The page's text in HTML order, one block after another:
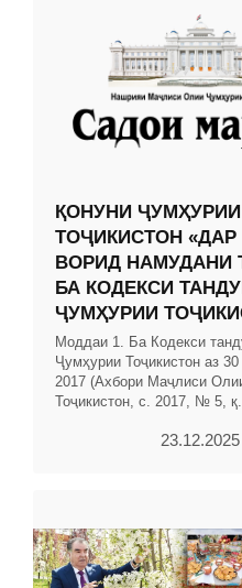
ҚОНУНИ ҶУМҲУРИИ
ТОҶИКИСТОН «ДАР
ВОРИД НАМУДАНИ
БА КОДЕКСИ
ҶУМҲУРИИ
Моддаи 1. Ба Кодекси
Ҷумҳурии Тоҷикистон аз
2017 (Ахбори Маҷлиси
Тоҷикистон, с. 2017, № 5,
23.12.2025